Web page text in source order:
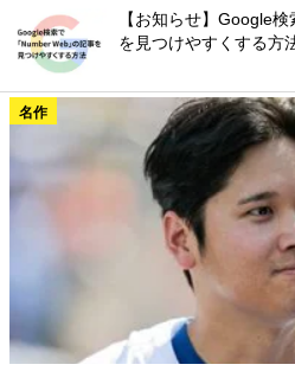
【お知らせ】Google
を見つけやすくする方
名作